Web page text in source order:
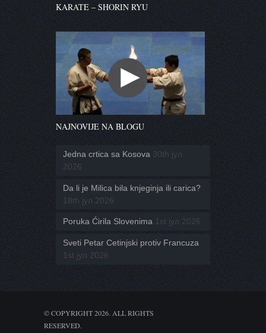
KARATE – SHORIN RYU
NAJNOVIJE NA BLOGU
Jedna crtica sa Kosova 30th јул
2026
Da li je Milica bila knjeginja ili carica?
18th јул 2026
Poruka Ćirila Slovenima 1st јул 2026
Sveti Petar Cetinjski protiv Francuza
1st јул 2026
© COPYRIGHT 2026. ALL RIGHTS
RESERVED.